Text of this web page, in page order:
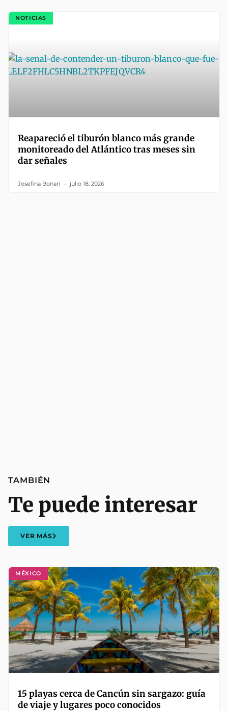
NOTICIAS
Reapareció el tiburón blanco más grande
monitoreado del Atlántico tras meses sin
dar señales
Josefina Bonari julio 18, 2026
MÉXICO
15 playas cerca de Cancún sin sargazo: guía
de viaje y lugares poco conocidos
TAMBIÉN
Te puede interesar
VER MÁS